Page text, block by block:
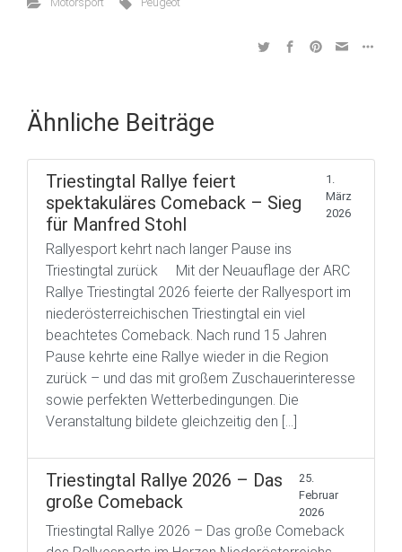
Ähnliche Beiträge
Triestingtal Rallye feiert
spektakuläres Comeback – Sieg
für Manfred Stohl
1.
März
2026
Rallyesport kehrt nach langer Pause ins
Triestingtal zurück Mit der Neuauflage der ARC
Rallye Triestingtal 2026 feierte der Rallyesport im
niederösterreichischen Triestingtal ein viel
beachtetes Comeback. Nach rund 15 Jahren
Pause kehrte eine Rallye wieder in die Region
zurück – und das mit großem Zuschauerinteresse
sowie perfekten Wetterbedingungen. Die
Veranstaltung bildete gleichzeitig den […]
Triestingtal Rallye 2026 – Das
große Comeback
25.
Februar
2026
Triestingtal Rallye 2026 – Das große Comeback